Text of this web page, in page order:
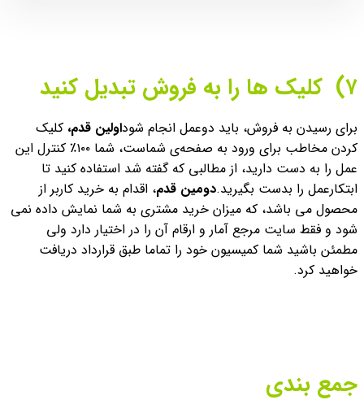
۷) کلیک ها را به فروش تبدیل کنید
برای رسیدن به فروش، باید دوعمل انجام شوداولین قدم، کلیک
کردن مخاطب برای ورود به صفحه‌ی شماست، شما ۱۰۰٪ کنترل این
عمل را به دست دارید، از مطالبی که گفته شد استفاده کنید تا
ابتکارعمل را بدست بگیرید.دومین قدم، اقدام به خرید کاربر از
محصول می باشد، که میزان خرید مشتری به شما نمایش داده نمی
شود و فقط سایت مرجع آمار و ارقام آن را در اختیار دارد ولی
مطمئن باشید شما کمیسیون خود را تماما طبق قرارداد دریافت
خواهید کرد.
جمع بندی